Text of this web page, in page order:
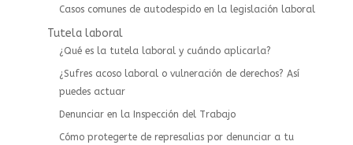
Casos comunes de autodespido en la legislación laboral
Tutela laboral
¿Qué es la tutela laboral y cuándo aplicarla?
¿Sufres acoso laboral o vulneración de derechos? Así
puedes actuar
⁠Denunciar en la Inspección del Trabajo
Cómo protegerte de represalias por denunciar a tu